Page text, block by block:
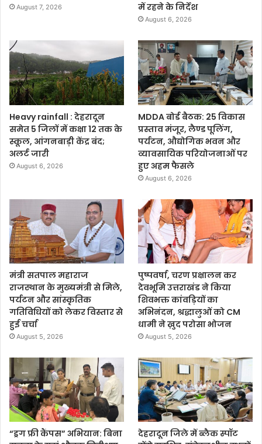
August 7, 2026
में रहने के निर्देश
August 6, 2026
Heavy rainfall : देहरादून
समेत 5 जिलों में कक्षा 12 तक के
स्कूल, आंगनबाड़ी केंद्र बंद;
अलर्ट जारी
August 6, 2026
MDDA बोर्ड बैठक: 25 विकास
प्रस्ताव मंजूर, लैण्ड पूलिंग,
पर्यटन, औद्योगिक भवन और
व्यावसायिक परियोजनाओं पर
हुए अहम फैसले
August 6, 2026
मंत्री सतपाल महाराज
राजस्थान के मुख्यमंत्री से मिले,
पर्यटन और सांस्कृतिक
गतिविधियों को लेकर विस्तार से
हुई चर्चा
August 5, 2026
पुष्पवर्षा, चरण प्रक्षालन कर
देवभूमि उत्तराखंड ने किया
शिवभक्त कांवड़ियों का
अभिनंदन, श्रद्धालुओं को CM
धामी ने ख़ुद परोसा भोजन
August 5, 2026
“ड्रग फ्री कैंपस” अभियान: बिना
देहरादून जिले में ब्लैक स्पॉट